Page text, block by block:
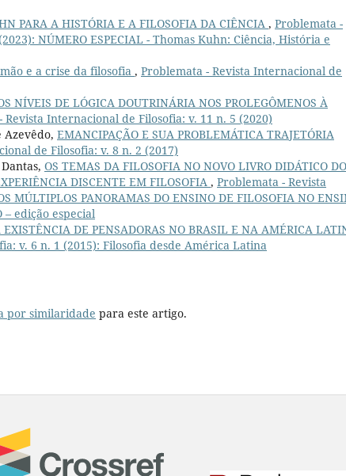
PARA A HISTÓRIA E A FILOSOFIA DA CIÊNCIA , Problemata -
NÚMERO ESPECIAL - Thomas Kuhn: Ciência, História e
e a crise da filosofia , Problemata - Revista Internacional de
NÍVEIS DE LÓGICA DOUTRINÁRIA NOS PROLEGÔMENOS À
Revista Internacional de Filosofia: v. 11 n. 5 (2020)
EMANCIPAÇÃO E SUA PROBLEMÁTICA TRAJETÓRIA
de Filosofia: v. 8 n. 2 (2017)
OS TEMAS DA FILOSOFIA NO NOVO LIVRO DIDÁTICO DO
DISCENTE EM FILOSOFIA , Problemata - Revista
PANORAMAS DO ENSINO DE FILOSOFIA NO
– edição especial
EXISTÊNCIA DE PENSADORAS NO BRASIL E NA AMÉRICA
v. 6 n. 1 (2015): Filosofia desde América Latina
por similaridade para este artigo.